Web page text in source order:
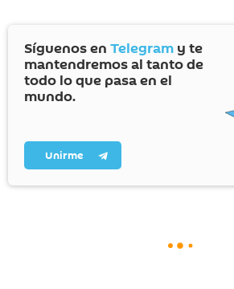
Síguenos en Telegram y te
mantendremos al tanto de
todo lo que pasa en el
mundo.
Unirme